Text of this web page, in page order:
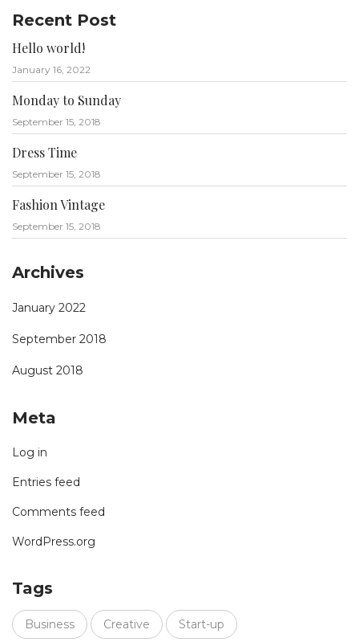
Recent Post
Hello world!
January 16, 2022
Monday to Sunday
September 15, 2018
Dress Time
September 15, 2018
Fashion Vintage
September 15, 2018
Archives
January 2022
September 2018
August 2018
Meta
Log in
Entries feed
Comments feed
WordPress.org
Tags
Business Creative Start-up